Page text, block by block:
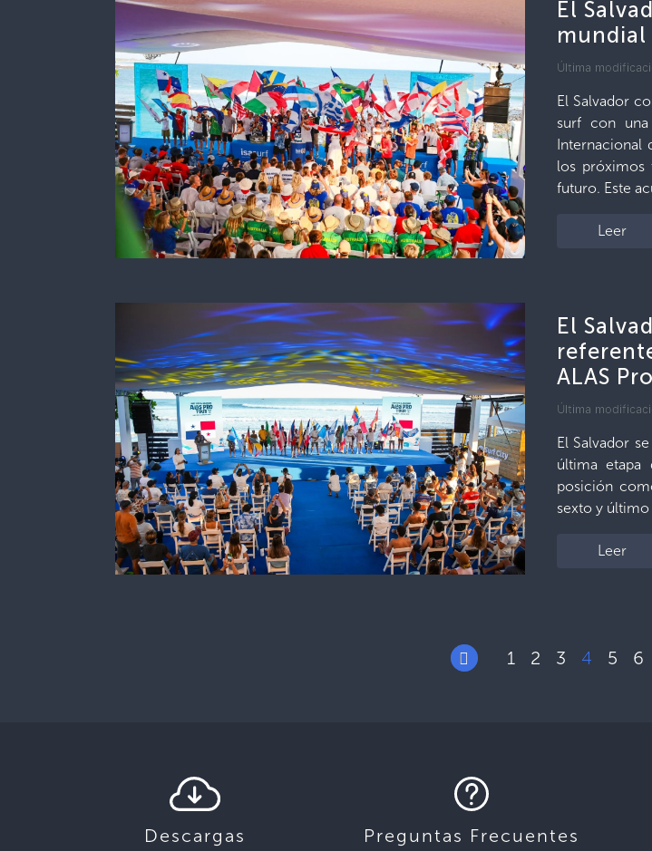
El
mundial
Última
El Salvador
surf con
Internacional
los próximos
futuro. Este
Leer
El
ALAS
Última
El Salvador
última etapa
posición
sexto y último
Leer
1 2 3 4 5 6
Descargas Preguntas Frecuentes